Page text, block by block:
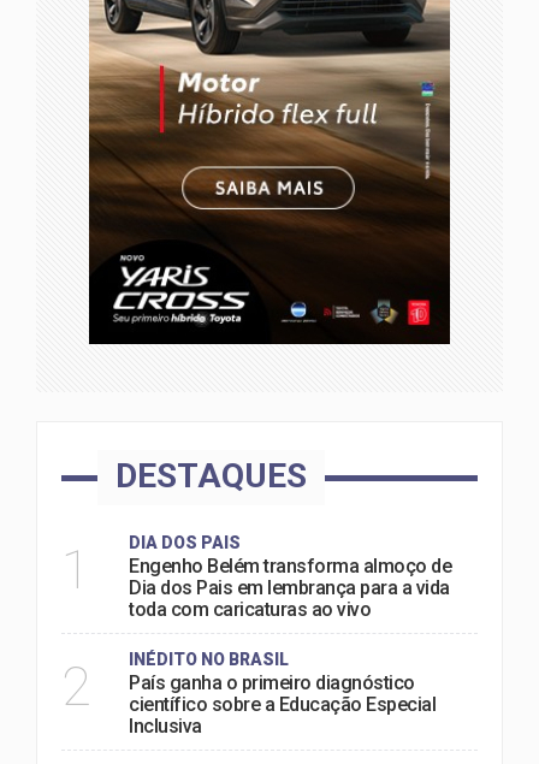
DESTAQUES
1 DIA DOS PAIS
Engenho Belém transforma almoço de
Dia dos Pais em lembrança para a vida
toda com caricaturas ao vivo
2 INÉDITO NO BRASIL
País ganha o primeiro diagnóstico
científico sobre a Educação Especial
Inclusiva